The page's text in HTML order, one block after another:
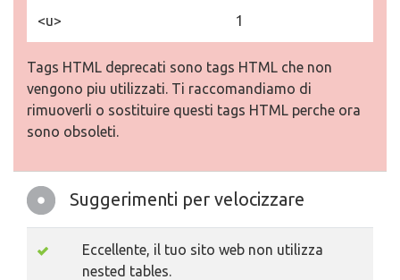
<u> 1
Tags HTML deprecati sono tags HTML che non
vengono piu utilizzati. Ti raccomandiamo di
rimuoverli o sostituire questi tags HTML perche ora
sono obsoleti.
Suggerimenti per velocizzare
Eccellente, il tuo sito web non utilizza
nested tables.